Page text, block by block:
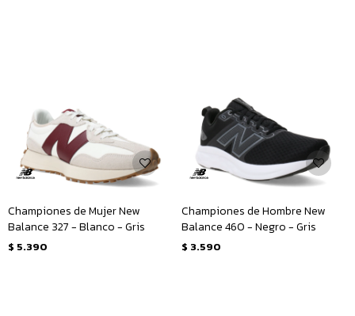
Championes de Mujer New
Balance 327 - Blanco - Gris
$ 5.390
Championes de Hombre New
Balance 460 - Negro - Gris
$ 3.590